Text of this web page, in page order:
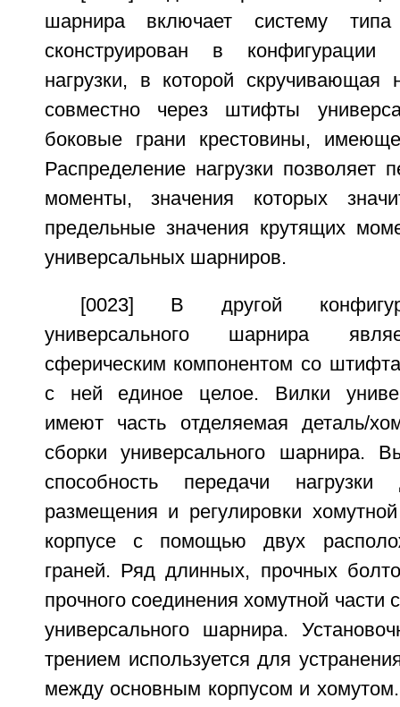
шарнира включает систему
сконструирован в конфигурации
нагрузки, в которой скручивающая
совместно через штифты
боковые грани крестовины,
Распределение нагрузки позволяет
моменты, значения которых
предельные значения крутящих
универсальных шарниров.
[0023] В другой
универсального шарнира
сферическим компонентом со
с ней единое целое. Вилки
имеют часть отделяемая деталь/
сборки универсального шарнира.
способность передачи нагрузки
размещения и регулировки
корпусе с помощью двух
граней. Ряд длинных, прочных
прочного соединения хомутной части
универсального шарнира.
трением используется для
между основным корпусом и